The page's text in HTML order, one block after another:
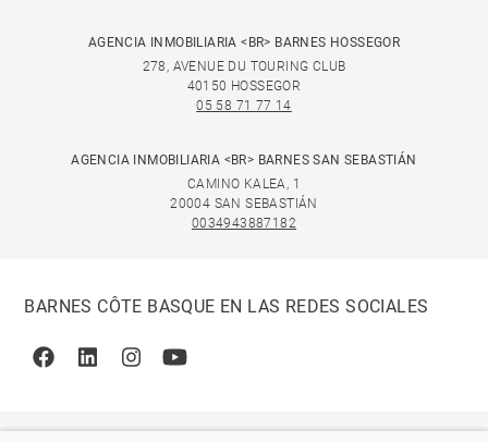
AGENCIA INMOBILIARIA <BR> BARNES HOSSEGOR
278, AVENUE DU TOURING CLUB
40150 HOSSEGOR
05 58 71 77 14
AGENCIA INMOBILIARIA <BR> BARNES SAN SEBASTIÁN
CAMINO KALEA, 1
20004 SAN SEBASTIÁN
0034943887182
BARNES CÔTE BASQUE EN LAS REDES SOCIALES
FacebookLinkedinInstagramYoutube